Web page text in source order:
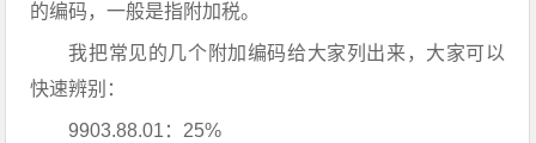
的编码，一般是指附加税。
我把常见的几个附加编码给大家列出来，大家可以
快速辨别：
9903.88.01：25%